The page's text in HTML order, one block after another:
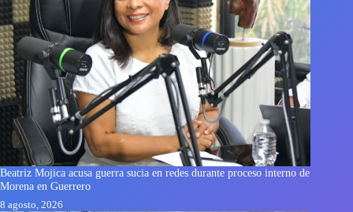
Beatriz Mojica acusa guerra sucia en redes durante proceso interno de
Morena en Guerrero
8 agosto, 2026